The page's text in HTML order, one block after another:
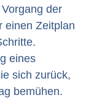
der
einen Zeitplan
eines
sich zurück,
bemühen.